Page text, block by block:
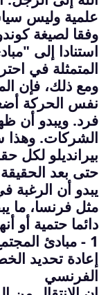
علمية وليس
وفقا لصيغة
استنادا إلى
المتمثلة في
ومع ذلك، فإن
نفس الحركة
فرد. ويبدو أن
الشركات. وهذا
بيرانديلو لكل حقه (1917). ومن ثم فإن الحقيقة ستفقد اهتمامها لصالح
حتى بعد
يبدو أن
مثل فرنسا، ما
دائما حتمية أو
1 - مبادئ المجتمع الفرنسي المعاصر تجعل شرط الحقيقة ضرورة حتمية
إعادة تحديد
الفرنسي